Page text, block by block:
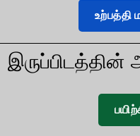
உற்பத்தி
இருப்பிடத்தின்